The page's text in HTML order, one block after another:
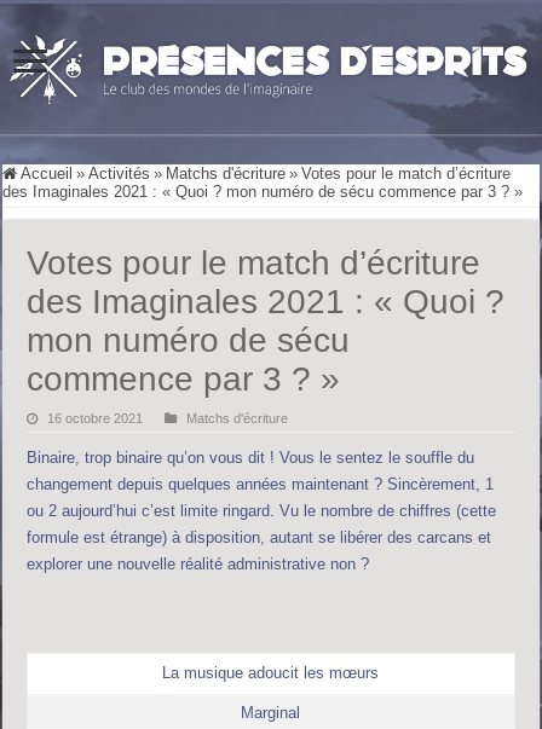
Accueil » Activités » Matchs d'écriture » Votes pour le match d’écriture
des Imaginales 2021 : « Quoi ? mon numéro de sécu commence par 3 ? »
Votes pour le match d’écriture
des Imaginales 2021 : « Quoi ?
mon numéro de sécu
commence par 3 ? »
16 octobre 2021 Matchs d'écriture
Binaire, trop binaire qu’on vous dit ! Vous le sentez le souffle du
changement depuis quelques années maintenant ? Sincèrement, 1
ou 2 aujourd’hui c’est limite ringard. Vu le nombre de chiffres (cette
formule est étrange) à disposition, autant se libérer des carcans et
explorer une nouvelle réalité administrative non ?
La musique adoucit les mœurs
Marginal